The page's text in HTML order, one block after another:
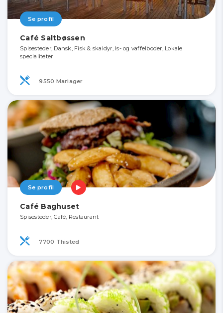
Se profil
Café Saltbøssen
Spisesteder, Dansk, Fisk & skaldyr, Is- og vaffelboder, Lokale
specialiteter
9550 Mariager
Se profil
Café Baghuset
Spisesteder, Café, Restaurant
7700 Thisted